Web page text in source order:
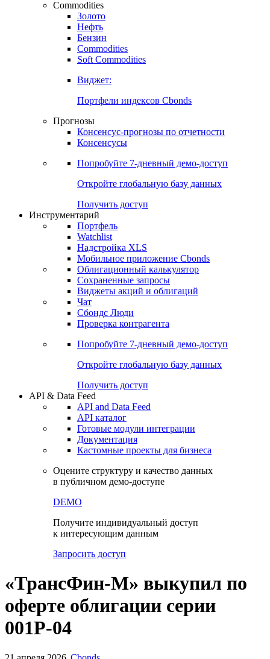
Commodities
Золото
Нефть
Бензин
Commodities
Soft Commodities
Виджет:
Портфели индексов Cbonds
Прогнозы
Консенсус-прогнозы по отчетности
Консенсусы
Попробуйте 7-дневный демо-доступ
Откройте глобальную базу данных
Получить доступ
Инструментарий
Портфель
Watchlist
Надстройка XLS
Мобильное приложение Cbonds
Облигационный калькулятор
Сохраненные запросы
Виджеты акций и облигаций
Чат
Сбондс Люди
Проверка контрагента
Попробуйте 7-дневный демо-доступ
Откройте глобальную базу данных
Получить доступ
API & Data Feed
API and Data Feed
API каталог
Готовые модули интеграции
Документация
Кастомные проекты для бизнеса
Оцените структуру и качество данных
в публичном демо-доступе
DEMO
Получите индивидуальный доступ
к интересующим данным
Запросить доступ
«ТрансФин-М» выкупил по
оферте облигации серии
001P-04